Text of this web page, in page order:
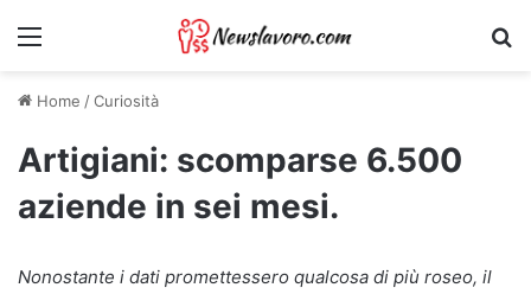
Menu
Home /Curiosità
Artigiani: scomparse 6.500
aziende in sei mesi.
Nonostante i dati promettessero qualcosa di più roseo, il